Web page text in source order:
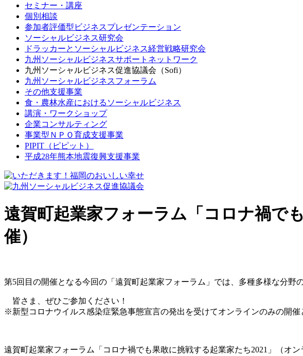
セミナー・講座
個別相談
参加者評価型ビジネスプレゼンテーション
ソーシャルビジネス研究会
ドラッカーとソーシャルビジネス経営戦略研究会
九州ソーシャルビジネスサポートネットワーク
九州ソーシャルビジネス促進協議会（Sofi）
九州ソーシャルビジネスフォーラム
その他支援事業
食・農林水産におけるソーシャルビジネス
講演・ワークショップ
企業コンサルティング
事業型ＮＰＯ育成支援事業
PIPIT（ピピット）
平成28年熊本地震復興支援事業
遠賀町起業家フォーラム「コロナ禍で
催）
第5回目の開催となる今回の「遠賀町起業家フォーラム」では、多種多様な分
皆さま、ぜひご参加ください！
※新型コロナウイルス感染症緊急事態宣言の発出を受けてオンラインのみの開催
遠賀町起業家フォーラム「コロナ禍でも果敢に挑戦する起業家たち2021」（オン